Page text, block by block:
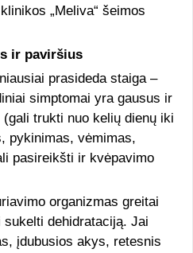
„Meliva“ šeimos
ir paviršius
prasideda staiga –
simptomai yra gausus ir
trukti nuo kelių dienų iki
pykinimas, vėmimas,
pasireikšti ir kvėpavimo
organizmas greitai
dehidrataciją. Jai
įdubusios akys, retesnis